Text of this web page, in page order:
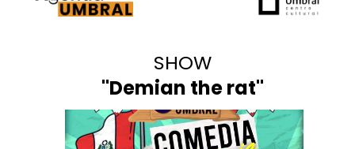
"Demian the rat"
SHOW